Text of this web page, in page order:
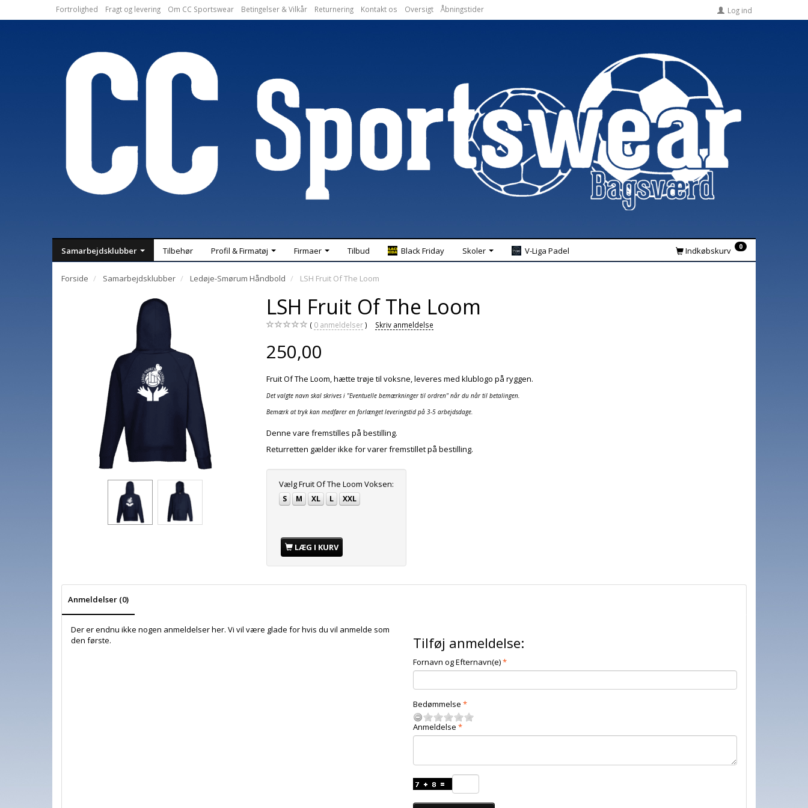
Fortrolighed Fragt og levering Om CC Sportswear Betingelser & Vilkår Returnering Kontakt os Oversigt Åbningstider Log ind
Samarbejdsklubber Tilbehør Profil & Firmatøj Firmaer Tilbud Black Friday Skoler V-Liga Padel Indkøbskurv 0
Forside Samarbejdsklubber Ledøje-Smørum Håndbold LSH Fruit Of The Loom
LSH Fruit Of The Loom
0 anmeldelser Skriv anmeldelse
250,00
Fruit Of The Loom, hætte trøje til voksne, leveres med klublogo på ryggen.
Det valgte navn skal skrives i "Eventuelle bemærkninger til ordren" når du når til betalingen.
Bemærk at tryk kan medfører en forlænget leveringstid på 3-5 arbejdsdage.
Denne vare fremstilles på bestilling.
Returretten gælder ikke for varer fremstillet på bestilling.
VælgFruit Of The Loom Voksen:
S M XL L XXL
LÆG I KURV
Anmeldelser (0)
Der er endnu ikke nogen anmeldelser her. Vi vil være glade for hvis du vil anmelde som
den første.
Tilføj anmeldelse:
Fornavn og Efternavn(e)
Bedømmelse
Anmeldelse